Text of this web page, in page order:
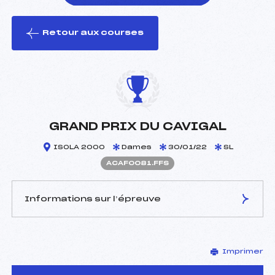
le ski
Retour aux courses
GRAND PRIX DU CAVIGAL
ISOLA 2000 Dames 30/01/22 SL
ACAF0081.FFS
Informations sur l’épreuve
GAMBA FRANCIS (CA)
Arbitre :
ZOPPI ROBERT (CA)
Imprimer